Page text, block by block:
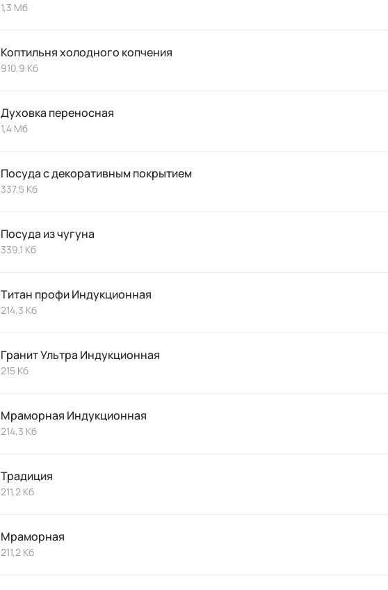
1,3 Мб
Коптильня холодного копчения
910,9 Кб
Духовка переносная
1,4 Мб
Посуда с декоративным покрытием
337,5 Кб
Посуда из чугуна
339,1 Кб
Титан профи Индукционная
214,3 Кб
Гранит Ультра Индукционная
215 Кб
Мраморная Индукционная
214,3 Кб
Традиция
211,2 Кб
Мраморная
211,2 Кб